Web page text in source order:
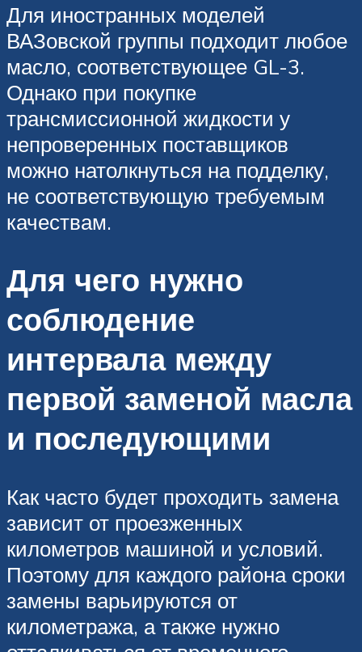
Для иностранных моделей
ВАЗовской группы подходит любое
масло, соответствующее GL-3.
Однако при покупке
трансмиссионной жидкости у
непроверенных поставщиков
можно натолкнуться на подделку,
не соответствующую требуемым
качествам.
Для чего нужно
соблюдение
интервала между
первой заменой масла
и последующими
Как часто будет проходить замена
зависит от проезженных
километров машиной и условий.
Поэтому для каждого района сроки
замены варьируются от
километража, а также нужно